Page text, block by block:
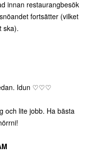
innan restaurangbesök
fortsätter (vilket
ska).
Idun ♡♡♡
och lite jobb. Ha bästa